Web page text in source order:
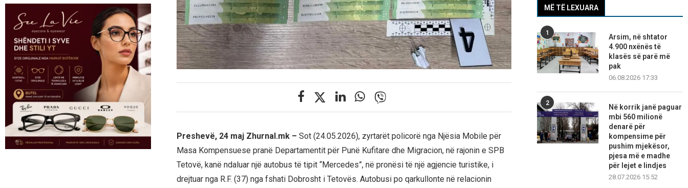
Preshevë, 24 maj Zhurnal.mk – Sot (24.05.2026), zyrtarët policorë nga Njësia Mobile për
Masa Kompensuese pranë Departamentit për Punë Kufitare dhe Migracion, në rajonin e SPB
Tetovë, kanë ndaluar një autobus të tipit “Mercedes”, në pronësi të një agjencie turistike, i
drejtuar nga R.F. (37) nga fshati Dobrosht i Tetovës. Autobusi po qarkullonte në relacionin
MË TË LEXUARA
1
Arsim, në shtator
4.900 nxënës të
klasës së parë më
pak
06.08.2026 17:33
2
Në korrik janë paguar
mbi 560 milionë
denarë për
kompensime për
pushim mjekësor,
pjesa më e madhe
për lejet e lindjes
28.07.2026 15:52